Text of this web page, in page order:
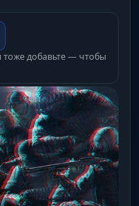
тоже добавьте — чтобы